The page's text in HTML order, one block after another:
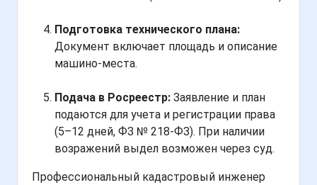
Подготовка технического плана:
Документ включает площадь и описание
машино-места.
Подача в Росреестр: Заявление и план
подаются для учета и регистрации права
(5–12 дней, ФЗ № 218-ФЗ). При наличии
возражений выдел возможен через суд.
Профессиональный кадастровый инженер